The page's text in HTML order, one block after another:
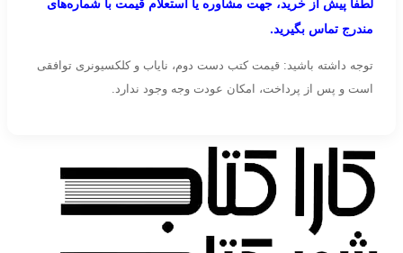
لطفاً پیش از خرید، جهت مشاوره یا استعلام قیمت با شماره‌های
مندرج تماس بگیرید.
توجه داشته باشید: قیمت کتب دست دوم، نایاب و کلکسیونری توافقی
است و پس از پرداخت، امکان عودت وجه وجود ندارد.